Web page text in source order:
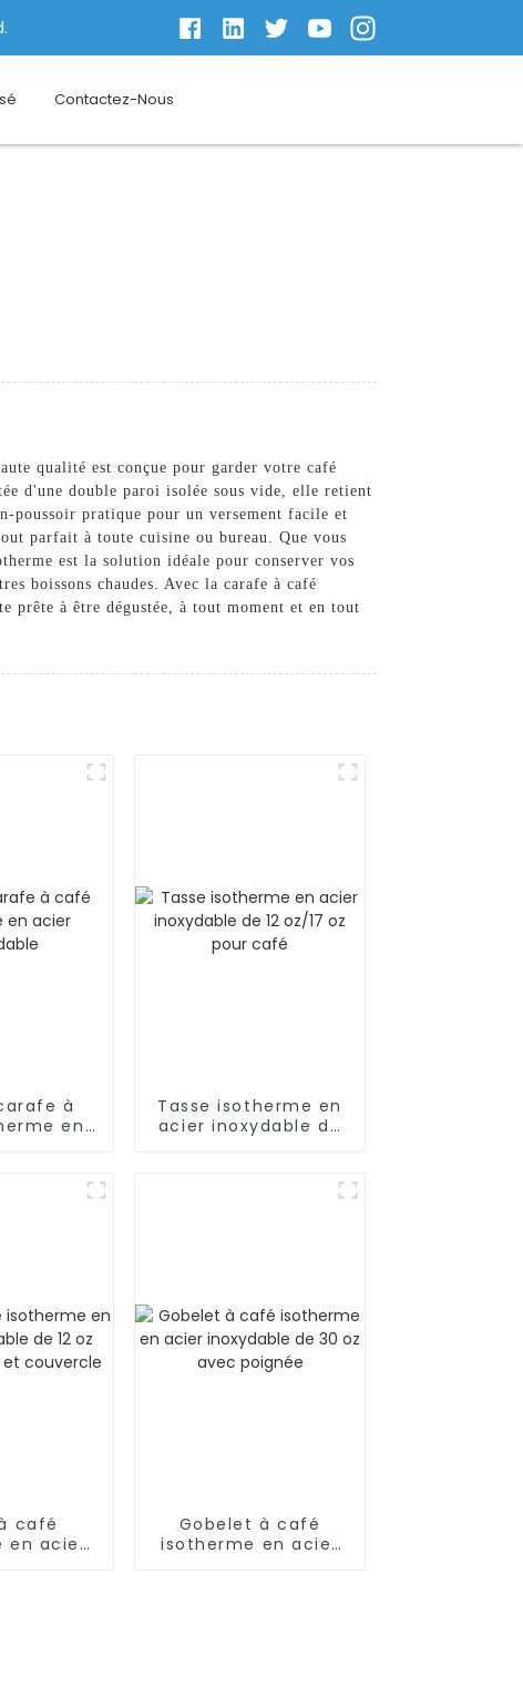
Contactez-Nous
qualité est conçue pour garder votre café
d'une double paroi isolée sous vide, elle retient
poussoir pratique pour un versement facile et
parfait à toute cuisine ou bureau. Que vous
est la solution idéale pour conserver vos
boissons chaudes. Avec la carafe à café
prête à être dégustée, à tout moment et en tout
à
en
Tasse isotherme en
acier inoxydable de
café
en acier
Gobelet à café
isotherme en acier